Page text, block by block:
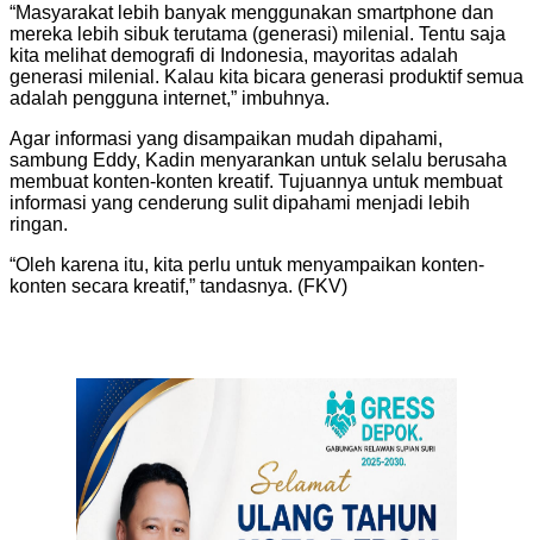
“Masyarakat lebih banyak menggunakan smartphone dan
mereka lebih sibuk terutama (generasi) milenial. Tentu saja
kita melihat demografi di Indonesia, mayoritas adalah
generasi milenial. Kalau kita bicara generasi produktif semua
adalah pengguna internet,” imbuhnya.
Agar informasi yang disampaikan mudah dipahami,
sambung Eddy, Kadin menyarankan untuk selalu berusaha
membuat konten-konten kreatif. Tujuannya untuk membuat
informasi yang cenderung sulit dipahami menjadi lebih
ringan.
“Oleh karena itu, kita perlu untuk menyampaikan konten-
konten secara kreatif,” tandasnya. (FKV)